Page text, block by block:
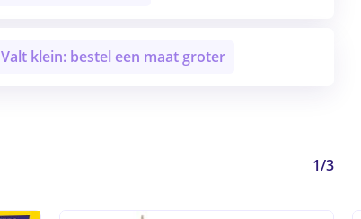
Valt klein: bestel een maat groter
1/3